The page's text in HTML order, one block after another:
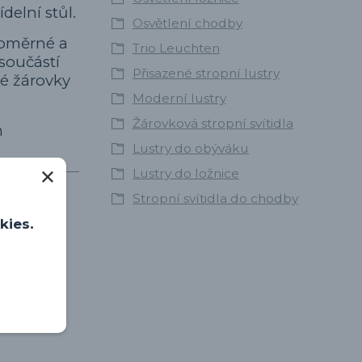
stůl.
a
žárovky
Osvětlení chodby
Trio Leuchten
Přisazené stropní lustry
Moderní lustry
Žárovková stropní svítidla
Lustry do obýváku
Lustry do ložnice
Stropní svítidla do chodby